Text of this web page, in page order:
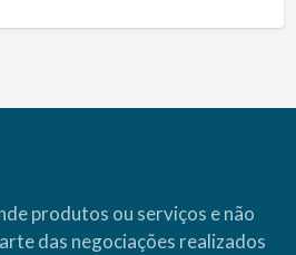
produtos ou serviços e não
das negociações realizados